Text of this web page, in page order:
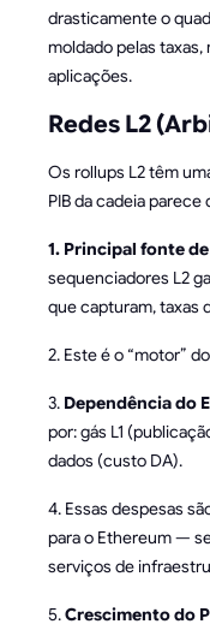
drasticamente o
moldado pelas taxas,
aplicações.
Redes L2
Os rollups L2 têm
PIB da cadeia parece
1. Principal fonte
sequenciadores L2
que capturam, taxas
2. Este é o “motor”
3. Dependência do
por: gás L1
dados (custo DA).
4. Essas despesas
para o Ethereum —
serviços de
5.Crescimento do